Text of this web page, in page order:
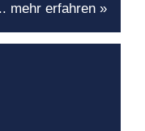
mehr erfahren »